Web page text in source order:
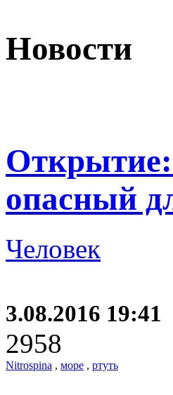
Новости
опасный
Человек
3.08.2016 19:41
2958
Nitrospina , море , ртуть